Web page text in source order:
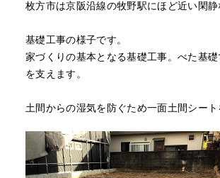
枚方市は京阪沿線の牧野駅にほど近い閑
基礎工事の様子です。
家づくりの基本となる基礎工事。べた基
を支えます。
土間からの湿気を防ぐため一面土間シート